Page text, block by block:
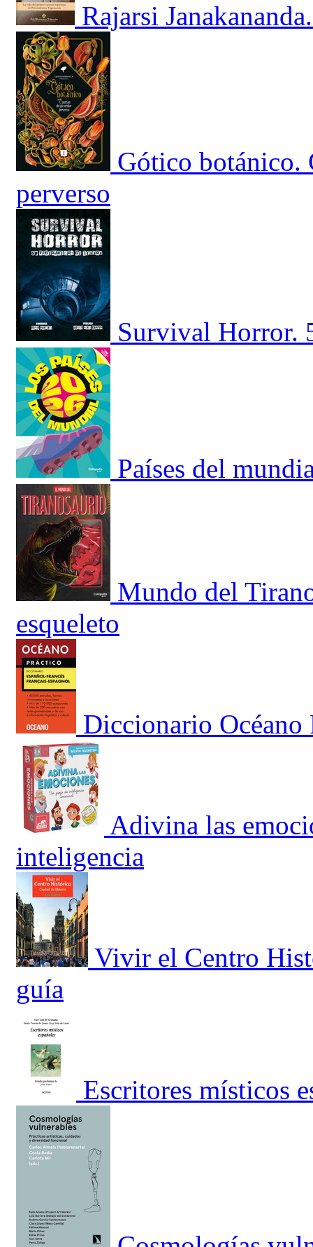
Rajarsi
Gótico botánico.
perverso
Survival Horror.
Países del
Mundo del
esqueleto
Diccionario Océano
Adivina las
inteligencia
Vivir el Centro
guía
Escritores místicos